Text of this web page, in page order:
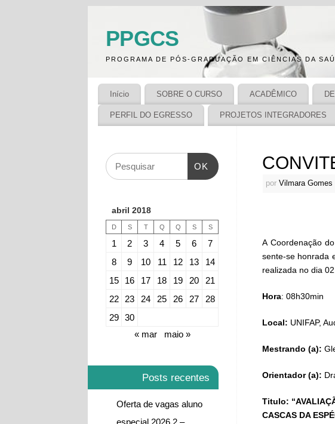
PPGCS
PROGRAMA DE PÓS-GRADUAÇÃO EM CIÊNCIAS DA
Início SOBRE O CURSO ACADÊMICO
PERFIL DO EGRESSO PROJETOS INTEGRADORES
por Vilmara Gomes
A Coordenação
sente-se honrada
realizada no dia
Hora: 08h30min
Local: UNIFAP,
Mestrando (a):
Orientador (a):
Titulo:
CASCAS DA
OK
abril 2018
D S T Q Q S S
1 2 3 4 5 6
7
8
9 10 11 12 13
14
15
16 17 18 19 20
21
22
23 24 25 26 27
28
29
30
« mar
maio »
Posts recentes
Oferta de vagas aluno
especial 2026.2 –